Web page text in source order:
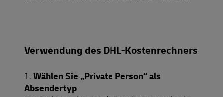
Verwendung des DHL-Kostenrechners
1. Wählen Sie „Private Person“ als
Absendertyp